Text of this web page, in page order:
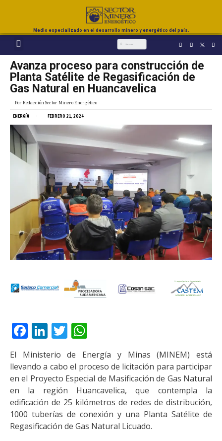
Medio especializado en el desarrollo minero y energético del país.
Avanza proceso para construcción de
Planta Satélite de Regasificación de
Gas Natural en Huancavelica
Por Redacción Sector Minero Energético
ENERGÍA FEBRERO 21, 2024
Facebook
LinkedIn
Twitter
El Ministerio de Energía y Minas (MINEM) está
llevando a cabo el proceso de licitación para participar
en el Proyecto Especial de Masificación de Gas Natural
en la región Huancavelica, que contempla la
edificación de 25 kilómetros de redes de distribución,
1000 tuberías de conexión y una Planta Satélite de
Regasificación de Gas Natural Licuado.